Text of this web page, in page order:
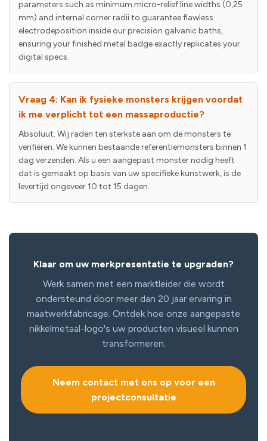
parameters such as minimum micro-relief line widths (0,25
mm) and internal corner radii to guarantee flawless
electrodeposition inside our precision galvanic baths,
ensuring your finished metal badge exactly replicates your
digital specs.
Vraag 4: Kan ik fysieke monsters krijgen voordat
ik me verplicht tot een massaproductie?
Absoluut. Wij raden ten sterkste aan om de monsters te
verifiëren. We kunnen bestaande referentiemonsters binnen 1
dag verzenden. Als u een aangepast monster nodig heeft
dat is gemaakt op basis van uw specifieke kunstwerk, is de
levertijd ongeveer 10 tot 15 dagen.
Klaar om uw merkpresentatie te upgraden?
Werk samen met een marktleider die wordt
ondersteund door meer dan 20 jaar ervaring in
maatwerkfabricage. Ontdek hoe onze aangepaste
nikkelmetaal-logo's uw producten visueel kunnen
transformeren.
Neem contact met ons op voor een
projectconsultatie